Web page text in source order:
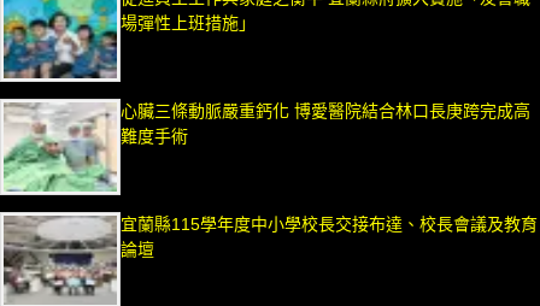
場彈性上班措施」
心臟三條動脈嚴重鈣化 博愛醫院結合林口長庚跨完成高
難度手術
宜蘭縣115學年度中小學校長交接布達、校長會議及教育
論壇